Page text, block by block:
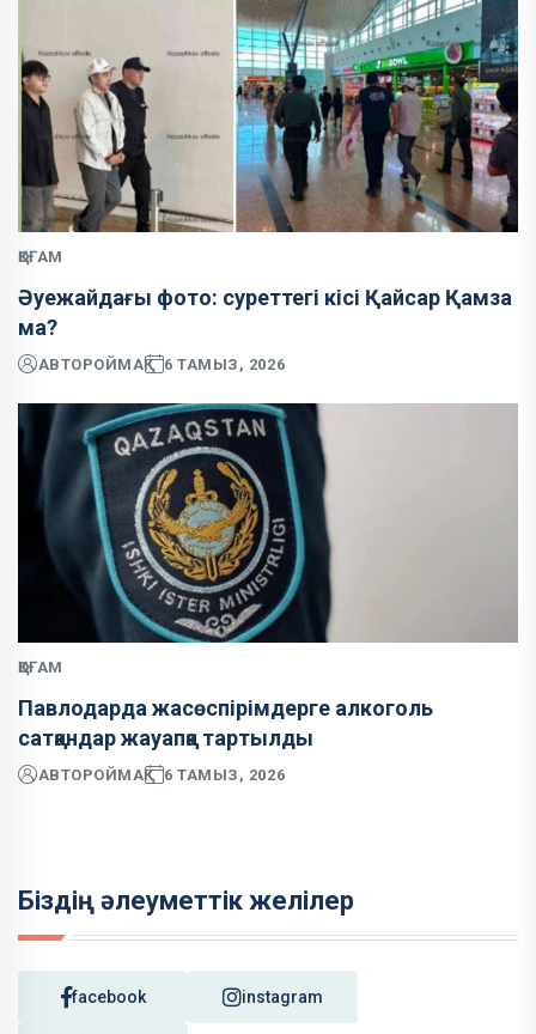
ҚОҒАМ
Әуежайдағы фото: суреттегі кісі Қайсар Қамза
ма?
АВТОРОЙМАҚ 6 ТАМЫЗ, 2026
ҚОҒАМ
Павлодарда жасөспірімдерге алкоголь
сатқандар жауапқа тартылды
АВТОРОЙМАҚ 6 ТАМЫЗ, 2026
Біздің әлеуметтік желілер
facebook instagram